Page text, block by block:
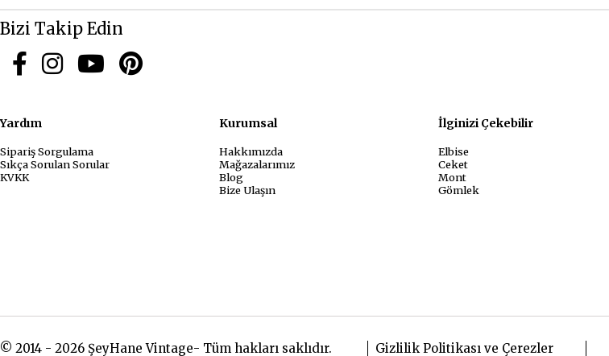
Bizi Takip Edin
Yardım
Sipariş Sorgulama
Sıkça Sorulan Sorular
KVKK
Kurumsal
Hakkımızda
Mağazalarımız
Blog
Bize Ulaşın
İlginizi
Elbise
Ceket
Mont
Gömlek
© 2014 - 2026 ŞeyHane Vintage- Tüm hakları saklıdır. Gizlilik Politikası ve Çerezler